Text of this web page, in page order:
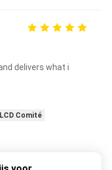
delivers what i
Comité